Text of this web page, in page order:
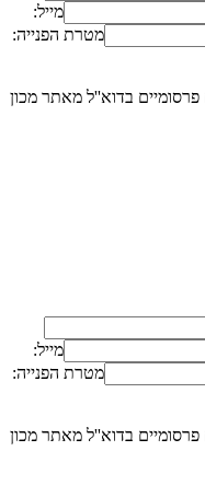
מייל:
מטרת הפנייה:
בדוא''ל מאתר מכון
מייל:
מטרת הפנייה:
בדוא''ל מאתר מכון